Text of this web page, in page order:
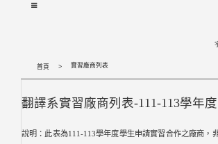
首頁 實習廠商列表
翻譯系實習廠商列表-111-113學年度
說明：此表為111-113學年度學生申請實習合作之廠商，